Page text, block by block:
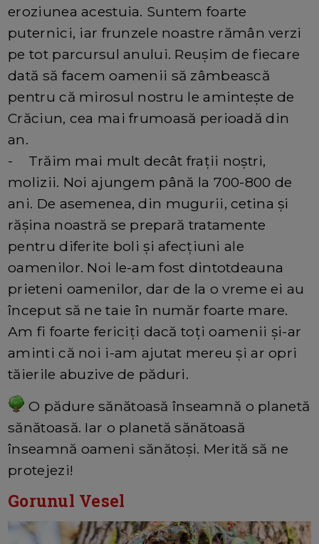
eroziunea acestuia. Suntem foarte
puternici, iar frunzele noastre rămân verzi
pe tot parcursul anului. Reușim de fiecare
dată să facem oamenii să zâmbească
pentru că mirosul nostru le amintește de
Crăciun, cea mai frumoasă perioadă din
an.
- Trăim mai mult decât frații noștri,
molizii. Noi ajungem până la 700-800 de
ani. De asemenea, din mugurii, cetina și
rășina noastră se prepară tratamente
pentru diferite boli și afecțiuni ale
oamenilor. Noi le-am fost dintotdeauna
prieteni oamenilor, dar de la o vreme ei au
început să ne taie în număr foarte mare.
Am fi foarte fericiți dacă toți oamenii și-ar
aminti că noi i-am ajutat mereu și ar opri
tăierile abuzive de păduri.
O pădure sănătoasă înseamnă o planetă
sănătoasă. Iar o planetă sănătoasă
înseamnă oameni sănătoși. Merită să ne
protejezi!
Gorunul Vesel